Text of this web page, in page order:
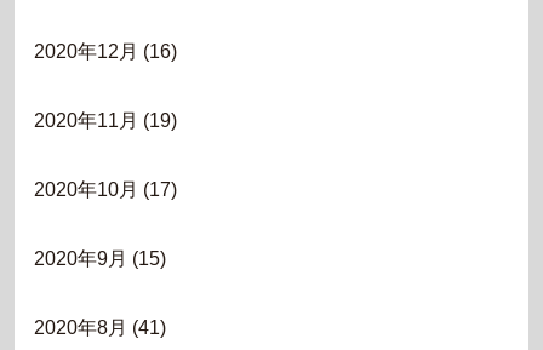
2020年12月 (16)
2020年11月 (19)
2020年10月 (17)
2020年9月 (15)
2020年8月 (41)